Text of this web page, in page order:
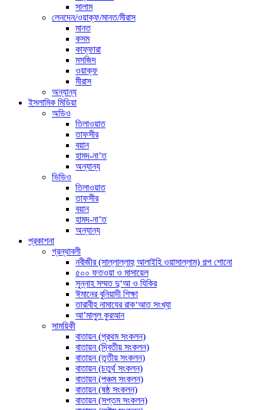
সালাম
লেনদেন/ওয়াক্ফ/মানত/মীরাস
মানত
কসম
কাফ্ফারা
মসজিদ
ওয়াক্ফ
মীরাস
অন্যান্য
ইসলামিক মিডিয়া
অডিও
তিলাওয়াত
তাফসীর
বয়ান
হামদ-না’ত
অন্যান্য
ভিডিও
তিলাওয়াত
তাফসীর
বয়ান
হামদ-না’ত
অন্যান্য
প্রকাশনা
গ্রন্থাবলী
নবীজীর (সাল্লাল্লাহু আলাইহি ওয়াসাল্লাম) গল্প শোনো
৫০০ ফতওয়া ও মাসায়েল
সুন্নাহ সম্মত দু‘আ ও যিকির
ঈমানের বুনিয়াদী শিক্ষা
তারাবীহ নামাযের রাক‘আত সংখ্যা
আ’মালুল কুরআন
সাময়িকী
বাতায়ন (প্রথম সংকলন)
বাতায়ন (দ্বিতীয় সংকলন)
বাতায়ন (তৃতীয় সংকলন)
বাতায়ন (চতুর্থ সংকলন)
বাতায়ন (পঞ্চম সংকলন)
বাতায়ন (ষষ্ঠ সংকলন)
বাতায়ন (সপ্তম সংকলন)